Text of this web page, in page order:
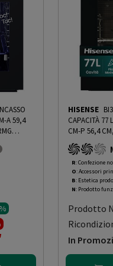
A 59,4
da
HISENSE
CAPACITÀ 77
CM-P 56,4
GRADING
- 10%
R: Confezione
O: Accessori
B: Estetica
N: Prodotto
Prodotto
In